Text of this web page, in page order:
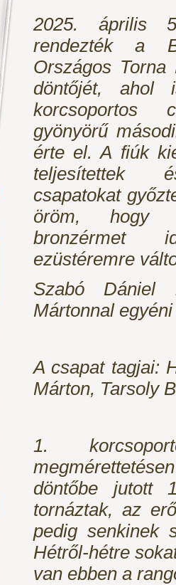
2025. április
rendezték a
Országos Torna
döntőjét, ahol
korcsoportos
gyönyörű
érte el. A fiúk
teljesítettek
csapatokat
öröm, hogy
bronzérmet
ezüstéremre
Szabó Dániel
Mártonnal
A csapat tagjai:
Márton, Tarsoly
1.
döntőbe jutott
tornáztak, az
pedig senkinek
Hétről-hétre
van ebben a